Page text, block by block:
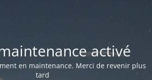
activé
en maintenance. Merci de revenir plus
tard